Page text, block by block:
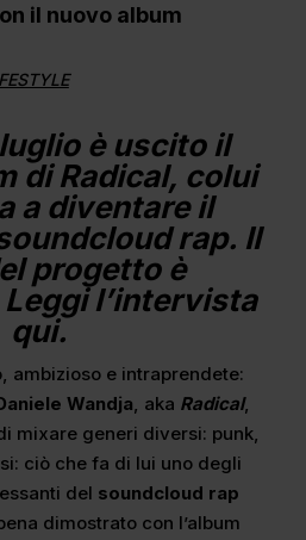
il nuovo album
è uscito il
di Radical, colui
a diventare il
rap. Il
progetto è
Leggi l’intervista
qui.
ambizioso e intraprendete:
Wandja, aka Radical,
mixare generi diversi: punk,
ciò che fa di lui uno degli
del soundcloud rap
dimostrato con l’album